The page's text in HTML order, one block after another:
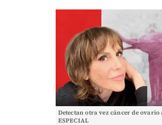
Detectan otra vez cáncer de ovario
ESPECIAL